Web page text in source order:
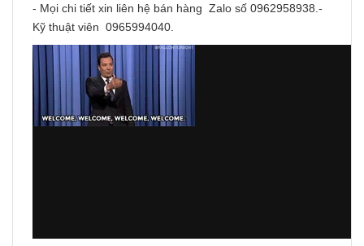
- Mọi chi tiết xin liên hệ bán hàng Zalo số 0962958938.-
Kỹ thuật viên 0965994040.